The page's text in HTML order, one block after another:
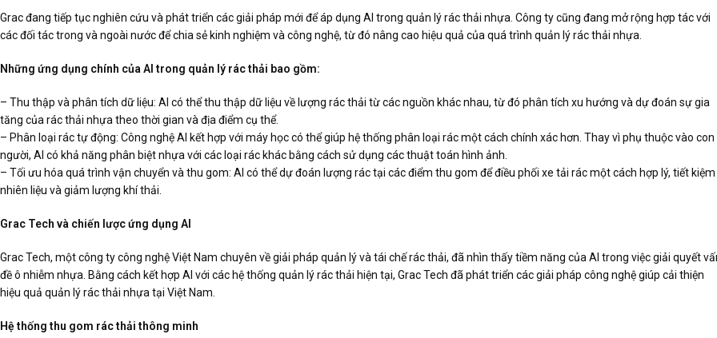
Grac đang tiếp tục nghiên cứu và phát triển các giải pháp mới để áp dụng AI trong quản lý rác thải nhựa. Công ty cũng đang mở rộng hợp tác với
các đối tác trong và ngoài nước để chia sẻ kinh nghiệm và công nghệ, từ đó nâng cao hiệu quả của quá trình quản lý rác thải nhựa.
Những ứng dụng chính của AI trong quản lý rác thải bao gồm:
– Thu thập và phân tích dữ liệu: AI có thể thu thập dữ liệu về lượng rác thải từ các nguồn khác nhau, từ đó phân tích xu hướng và dự đoán sự gia
tăng của rác thải nhựa theo thời gian và địa điểm cụ thể.
– Phân loại rác tự động: Công nghệ AI kết hợp với máy học có thể giúp hệ thống phân loại rác một cách chính xác hơn. Thay vì phụ thuộc vào con
người, AI có khả năng phân biệt nhựa với các loại rác khác bằng cách sử dụng các thuật toán hình ảnh.
– Tối ưu hóa quá trình vận chuyển và thu gom: AI có thể dự đoán lượng rác tại các điểm thu gom để điều phối xe tải rác một cách hợp lý, tiết kiệm
nhiên liệu và giảm lượng khí thải.
Grac Tech và chiến lược ứng dụng AI
Grac Tech, một công ty công nghệ Việt Nam chuyên về giải pháp quản lý và tái chế rác thải, đã nhìn thấy tiềm năng của AI trong việc giải quyết
đề ô nhiễm nhựa. Bằng cách kết hợp AI với các hệ thống quản lý rác thải hiện tại, Grac Tech đã phát triển các giải pháp công nghệ giúp cải thiện
hiệu quả quản lý rác thải nhựa tại Việt Nam.
Hệ thống thu gom rác thải thông minh